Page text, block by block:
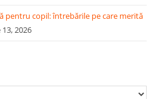
pentru copil: întrebările pe care merită
2026